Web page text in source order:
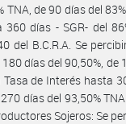
de 90 días del
días - SGR- del
del B.C.R.A. Se
días del 90,50%,
de Interés hasta
días del 93,50%
Sojeros: Se